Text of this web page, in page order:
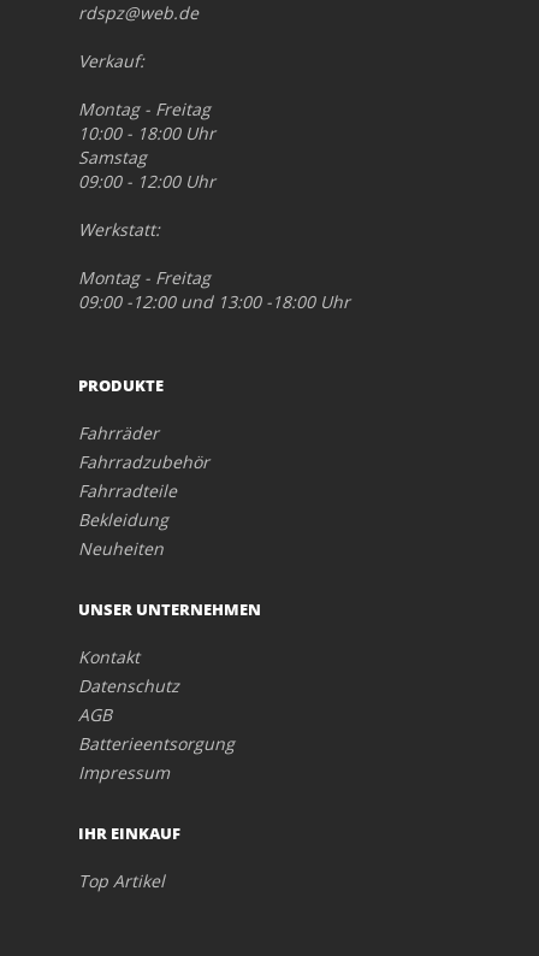
rdspz@web.de
Verkauf:
Montag - Freitag
10:00 - 18:00 Uhr
Samstag
09:00 - 12:00 Uhr
Werkstatt:
Montag - Freitag
09:00 -12:00 und 13:00 -18:00 Uhr
PRODUKTE
Fahrräder
Fahrradzubehör
Fahrradteile
Bekleidung
Neuheiten
UNSER UNTERNEHMEN
Kontakt
Datenschutz
AGB
Batterieentsorgung
Impressum
IHR EINKAUF
Top Artikel